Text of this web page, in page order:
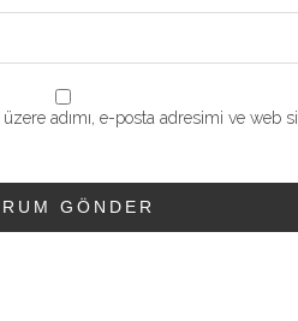
adımı, e-posta adresimi ve web